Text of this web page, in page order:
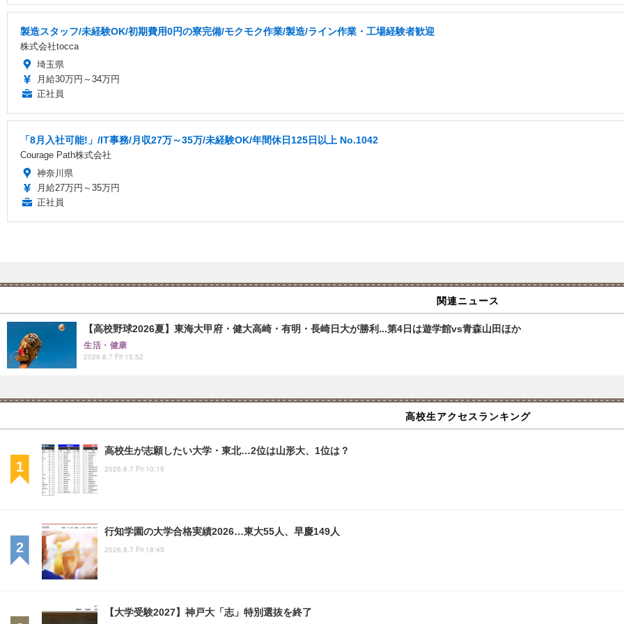
製造スタッフ/未経験OK/初期費用0円の寮完備/モクモク作業/製造/ライン作業・工場経験者歓迎
株式会社tocca
埼玉県
月給30万円～34万円
正社員
「8月入社可能!」/IT事務/月収27万～35万/未経験OK/年間休日125日以上 No.1042
Courage Path株式会社
神奈川県
月給27万円～35万円
正社員
関連ニュース
【高校野球2026夏】東海大甲府・健大高崎・有明・長崎日大が勝利...第4日は遊学館vs青森山田ほか
生活・健康
2026.8.7 Fri 15:52
高校生アクセスランキング
高校生が志願したい大学・東北…2位は山形大、1位は？
2026.8.7 Fri 10:15
行知学園の大学合格実績2026…東大55人、早慶149人
2026.8.7 Fri 18:45
【大学受験2027】神戸大「志」特別選抜を終了